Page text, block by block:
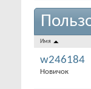
Имя
w246184
Новичок